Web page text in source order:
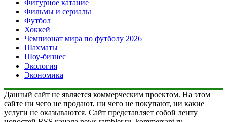
Фигурное катание
Фильмы и сериалы
Футбол
Хоккей
Чемпионат мира по футболу 2026
Шахматы
Шоу-бизнес
Экология
Экономика
Данный сайт не является коммерческим проектом. На этом
сайте ни чего не продают, ни чего не покупают, ни какие
услуги не оказываются. Сайт представляет собой ленту